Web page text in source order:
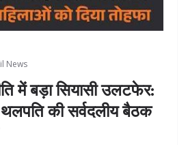
News
में बड़ा सियासी उलटफेर:
की सर्वदलीय बैठक